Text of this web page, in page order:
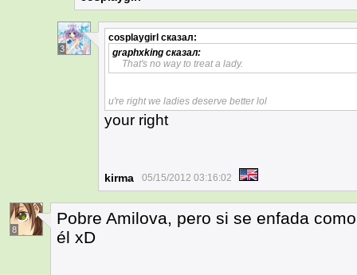
3
cosplaygirl сказал:
graphxking сказал:
That's no way to treat a lady.
u're right we ladies deserve better lol
your right
kirma 05/15/2012 03:16:02
8
Pobre Amilova, pero si se enfada
él xD